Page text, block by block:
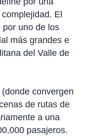
El
por uno de los
más grandes e
del Valle de
convergen
de rutas de
a una
pasajeros.